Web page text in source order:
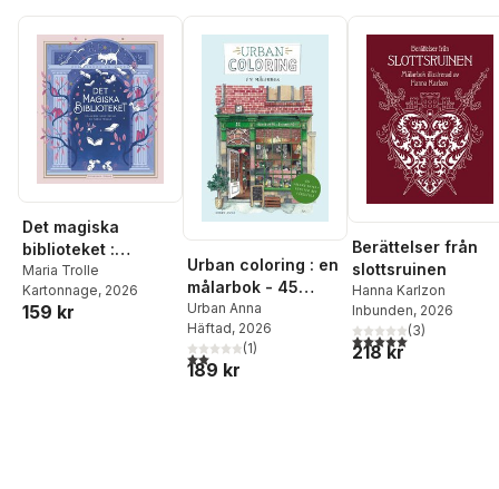
Det magiska
biblioteket :
Målarbok
Maria Trolle
Kartonnage, 2026
159 kr
Urban coloring : en
målarbok - 45
vackra skyltfönster
att färglägga
Urban Anna
Häftad, 2026
2,0utav 5 stjärnor. Totalt antal röster:
(1)
189 kr
Berättelser från
slottsruinen
Hanna Karlzon
Inbunden, 2026
5,0utav 5 stjärnor.
(3)
218 kr